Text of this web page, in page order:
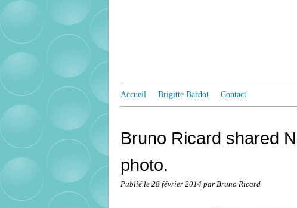
Accueil Brigitte Bardot Contact
Bruno Ricard shared
photo.
Publié le 28 février 2014 par Bruno Ricard